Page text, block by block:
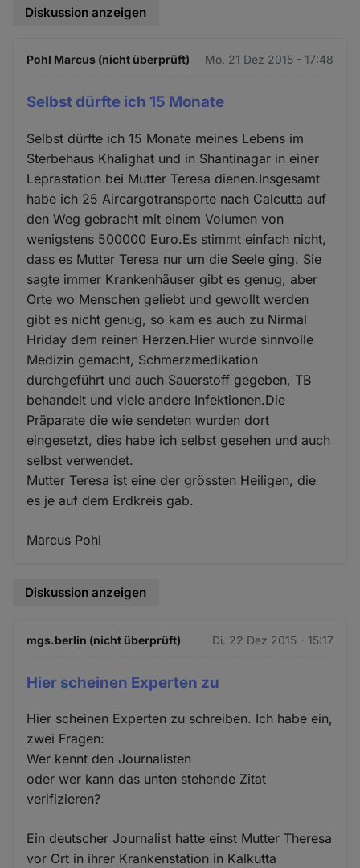
Diskussion anzeigen
Pohl Marcus (nicht überprüft) Mo. 21 Dez 2015 - 17:48
Selbst dürfte ich 15 Monate
Selbst dürfte ich 15 Monate meines Lebens im
Sterbehaus Khalighat und in Shantinagar in einer
Leprastation bei Mutter Teresa dienen.Insgesamt
habe ich 25 Aircargotransporte nach Calcutta auf
den Weg gebracht mit einem Volumen von
wenigstens 500000 Euro.Es stimmt einfach nicht,
dass es Mutter Teresa nur um die Seele ging. Sie
sagte immer Krankenhäuser gibt es genug, aber
Orte wo Menschen geliebt und gewollt werden
gibt es nicht genug, so kam es auch zu Nirmal
Hriday dem reinen Herzen.Hier wurde sinnvolle
Medizin gemacht, Schmerzmedikation
durchgeführt und auch Sauerstoff gegeben, TB
behandelt und viele andere Infektionen.Die
Präparate die wie sendeten wurden dort
eingesetzt, dies habe ich selbst gesehen und auch
selbst verwendet.
Mutter Teresa ist eine der grössten Heiligen, die
es je auf dem Erdkreis gab.
Marcus Pohl
Diskussion anzeigen
mgs.berlin (nicht überprüft) Di. 22 Dez 2015 - 15:17
Hier scheinen Experten zu
Hier scheinen Experten zu schreiben. Ich habe ein,
zwei Fragen:
Wer kennt den Journalisten
oder wer kann das unten stehende Zitat
verifizieren?
Ein deutscher Journalist hatte einst Mutter Theresa
vor Ort in ihrer Krankenstation in Kalkutta